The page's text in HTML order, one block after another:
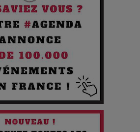
Entreprises Créatives Deviennent les
pour des vacances sportives
l'IA : Lola Volonakis, l'Artiste du
Futur